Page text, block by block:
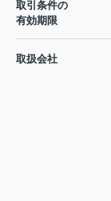
取引条件の
有効期限
取扱会社